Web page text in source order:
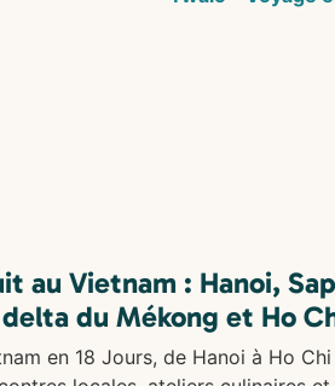
au Vietnam : Hanoi,
delta du Mékong et Ho
en 18 Jours, de Hanoi à Ho